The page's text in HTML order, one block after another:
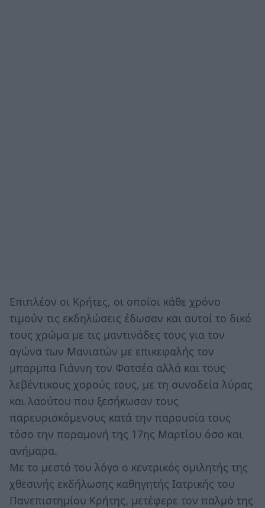
Επιπλέον οι Κρήτες, οι οποίοι κάθε χρόνο
τιμούν τις εκδηλώσεις έδωσαν και αυτοί το δικό
τους χρώμα με τις μαντινάδες τους για τον
αγώνα των Μανιατών με επικεφαλής τον
μπαρμπα Γιάννη τον Φατσέα αλλά και τους
λεβέντικους χορούς τους, με τη συνοδεία λύρας
και λαούτου που ξεσήκωσαν τους
παρευρισκόμενους κατά την παρουσία τους
τόσο την παραμονή της 17ης Μαρτίου όσο και
ανήμαρα.
Με το μεστό του λόγο ο κεντρικός ομιλητής της
χθεσινής εκδήλωσης καθηγητής Ιατρικής του
Πανεπιστημίου Κρήτης, μετέφερε τον παλμό της